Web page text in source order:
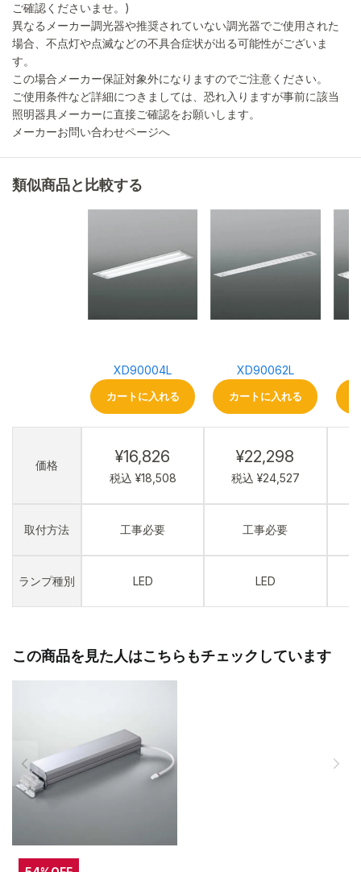
ご確認くださいませ。)
異なるメーカー調光器や推奨されていない調光器でご使用された
場合、不点灯や点滅などの不具合症状が出る可能性がございま
す。
この場合メーカー保証対象外になりますのでご注意ください。
ご使用条件など詳細につきましては、恐れ入りますが事前に該当
照明器具メーカーに直接ご確認をお願いします。
メーカーお問い合わせページへ
類似商品と比較する
価格
取付方法
ランプ種別
XD90004L
カートに入れる
¥16,826
税込 ¥18,508
工事必要
LED
XD90062L
カートに入れる
¥22,298
税込 ¥24,527
工事必要
LED
この商品を見た人はこちらもチェックしています